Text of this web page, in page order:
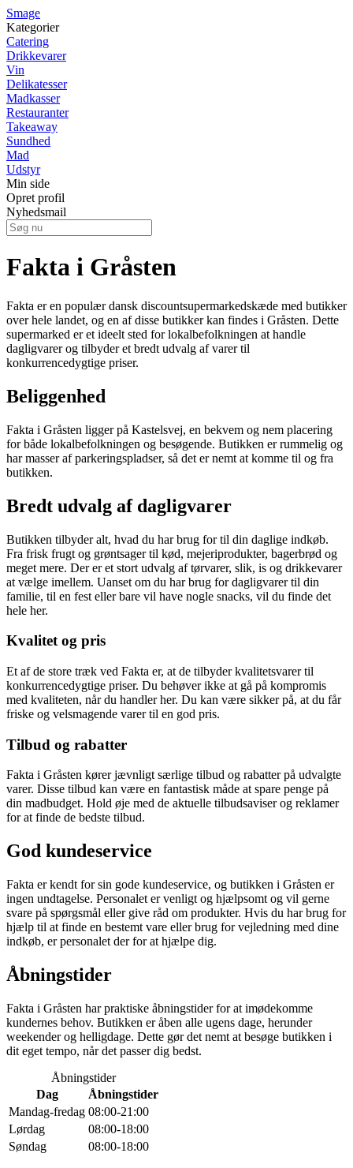
Smage
Kategorier
Catering
Drikkevarer
Vin
Delikatesser
Madkasser
Restauranter
Takeaway
Sundhed
Mad
Udstyr
Min side
Opret profil
Nyhedsmail
Fakta i Gråsten
Fakta er en populær dansk discountsupermarkedskæde med butikker
over hele landet, og en af ​​disse butikker kan findes i Gråsten. Dette
supermarked er et ideelt sted for lokalbefolkningen at handle
dagligvarer og tilbyder et bredt udvalg af varer til
konkurrencedygtige priser.
Beliggenhed
Fakta i Gråsten ligger på Kastelsvej, en bekvem og nem placering
for både lokalbefolkningen og besøgende. Butikken er rummelig og
har masser af parkeringspladser, så det er nemt at komme til og fra
butikken.
Bredt udvalg af dagligvarer
Butikken tilbyder alt, hvad du har brug for til din daglige indkøb.
Fra frisk frugt og grøntsager til kød, mejeriprodukter, bagerbrød og
meget mere. Der er et stort udvalg af tørvarer, slik, is og drikkevarer
at vælge imellem. Uanset om du har brug for dagligvarer til din
familie, til en fest eller bare vil have nogle snacks, vil du finde det
hele her.
Kvalitet og pris
Et af de store træk ved Fakta er, at de tilbyder kvalitetsvarer til
konkurrencedygtige priser. Du behøver ikke at gå på kompromis
med kvaliteten, når du handler her. Du kan være sikker på, at du får
friske og velsmagende varer til en god pris.
Tilbud og rabatter
Fakta i Gråsten kører jævnligt særlige tilbud og rabatter på udvalgte
varer. Disse tilbud kan være en fantastisk måde at spare penge på
din madbudget. Hold øje med de aktuelle tilbudsaviser og reklamer
for at finde de bedste tilbud.
God kundeservice
Fakta er kendt for sin gode kundeservice, og butikken i Gråsten er
ingen undtagelse. Personalet er venligt og hjælpsomt og vil gerne
svare på spørgsmål eller give råd om produkter. Hvis du har brug for
hjælp til at finde en bestemt vare eller brug for vejledning med dine
indkøb, er personalet der for at hjælpe dig.
Åbningstider
Fakta i Gråsten har praktiske åbningstider for at imødekomme
kundernes behov. Butikken er åben alle ugens dage, herunder
weekender og helligdage. Dette gør det nemt at besøge butikken i
dit eget tempo, når det passer dig bedst.
Åbningstider
Dag
Åbningstider
Mandag-fredag 08:00-21:00
Lørdag
08:00-18:00
Søndag
08:00-18:00